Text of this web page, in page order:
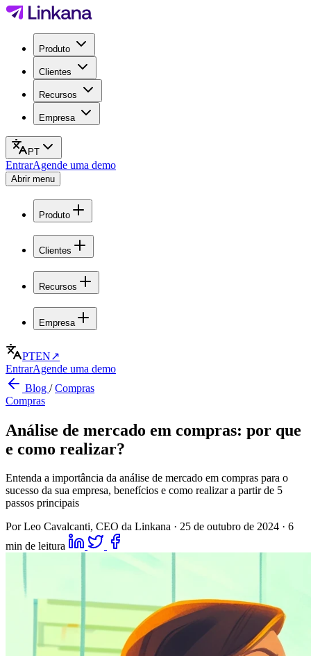
Produto
Clientes
Recursos
Empresa
PT
EntrarAgende uma demo
Abrir menu
Produto
Clientes
Recursos
Empresa
PTEN↗
EntrarAgende uma demo
Blog /Compras
Compras
Análise de mercado em compras: por que
e como realizar?
Entenda a importância da análise de mercado em compras para o
sucesso da sua empresa, benefícios e como realizar a partir de 5
passos principais
Por Leo Cavalcanti, CEO da Linkana · 25 de outubro de 2024 · 6
min de leitura